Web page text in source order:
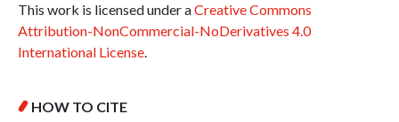
This work is licensed under aCreative Commons
Attribution-NonCommercial-NoDerivatives 4.0
International License
HOW TO CITE